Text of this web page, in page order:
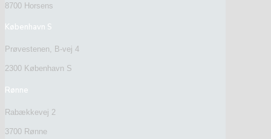
8700 Horsens
København S
Prøvestenen, B-vej 4
2300 København S
Rønne
Rabækkevej 2
3700 Rønne